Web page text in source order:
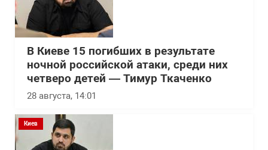
В Киеве 15 погибших в результате
ночной российской атаки, среди них
четверо детей — Тимур Ткаченко
28 августа, 14:01
Киев